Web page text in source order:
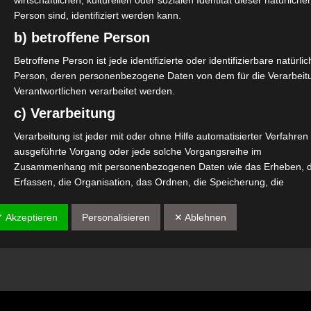
Person sind, identifiziert werden kann.
b) betroffene Person
Betroffene Person ist jede identifizierte oder identifizierbare
Person, deren personenbezogene Daten von dem für die
Verantwortlichen verarbeitet werden.
c) Verarbeitung
Verarbeitung ist jeder mit oder ohne Hilfe automatisierter Verfahren
ausgeführte Vorgang oder jede solche Vorgangsreihe im
Zusammenhang mit personenbezogenen Daten wie das Erheben,
Erfassen, die Organisation, das Ordnen, die Speicherung, die
Verwendung, die Offenlegung durch Übermittlung, Verbreitung oder
Akzeptieren Personalisieren ✕ Ablehnen